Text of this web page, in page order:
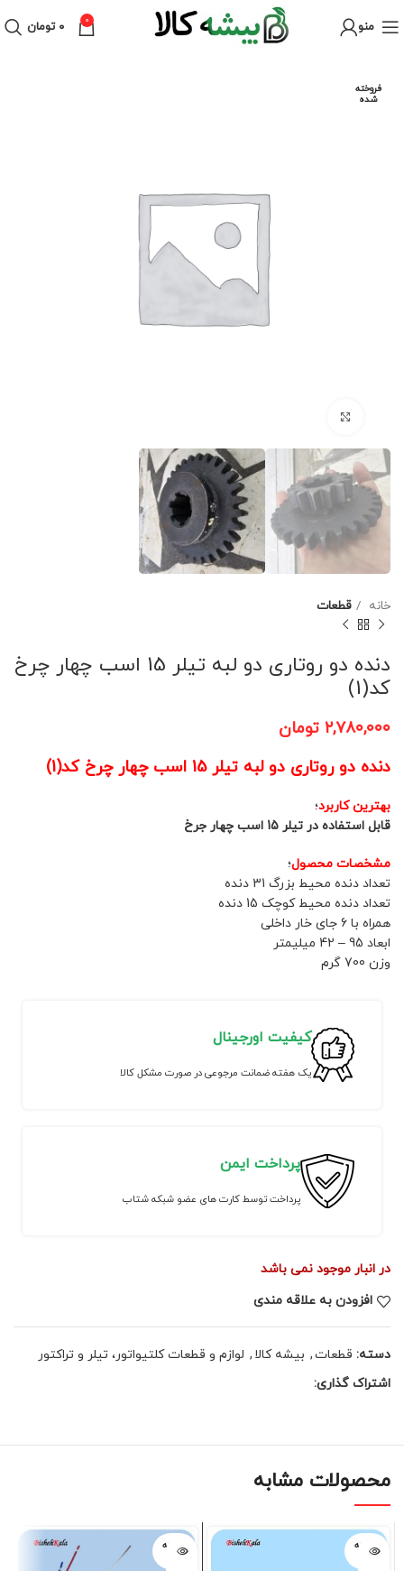
منو 0 ۰ تومان
فروخته
شده
خانه قطعات
دنده دو روتاری دو لبه تیلر 15 اسب چهار چرخ
کد(1)
۲,۷۸۰,۰۰۰ تومان
دنده دو روتاری دو لبه تیلر 15 اسب چهار چرخ کد(1)
بهترین کاربرد؛
قابل استفاده در تیلر 15 اسب چهار جرخ
مشخصات محصول؛
تعداد دنده محیط بزرگ 31 دنده
تعداد دنده محیط کوچک 15 دنده
همراه با 6 جای خار داخلی
ابعاد 95 – 42 میلیمتر
وزن 700 گرم
کیفیت اورجینال
یک هفته ضمانت مرجوعی در صورت مشکل کالا
پرداخت ایمن
پرداخت توسط کارت های عضو شبکه شتاب
در انبار موجود نمی باشد
افزودن به علاقه مندی
دسته: قطعات, بیشه کالا , لوازم و قطعات کلتیواتور، تیلر و تراکتور
اشتراک گذاری:
محصولات مشابه
فروخته
شده
فروخته
شده